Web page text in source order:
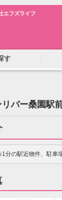
エフズライフ
す
リバー桑園駅
1分の駅近物件、駐車